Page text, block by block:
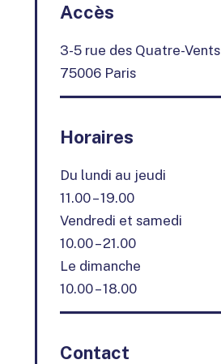
−
Accès
3-5 rue des Quatre-Vents
75006 Paris
Horaires
Du lundi au jeudi
11.00 – 19.00
Vendredi et samedi
10.00 – 21.00
Le dimanche
10.00 – 18.00
Contact